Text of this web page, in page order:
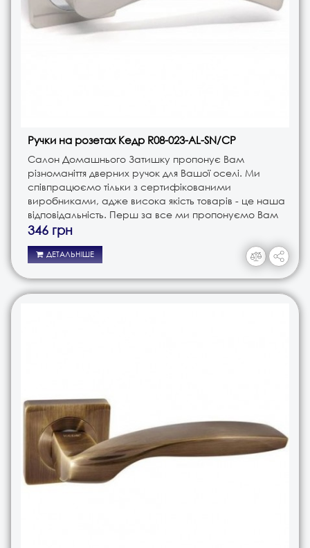
Ручки на розетах Кедр R08-023-AL-SN/CP
Салон Домашнього Затишку пропонує Вам
різноманіття дверних ручок для Вашої оселі. Ми
співпрацюємо тільки з сертифікованими
виробниками, адже висока якість товарів - це наша
відповідальність. Перш за все ми пропонуємо Вам
ручки різного типу. Це і ручки на планці, і ручки на
розеті, і ручки кноби. В з..
346 грн
ДЕТАЛЬНІШЕ